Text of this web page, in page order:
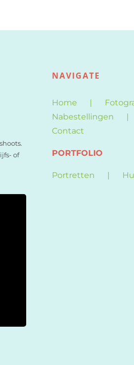
of
NAVIGATE
Home
Nabestellingen
Contact
PORTFOLIO
Portretten